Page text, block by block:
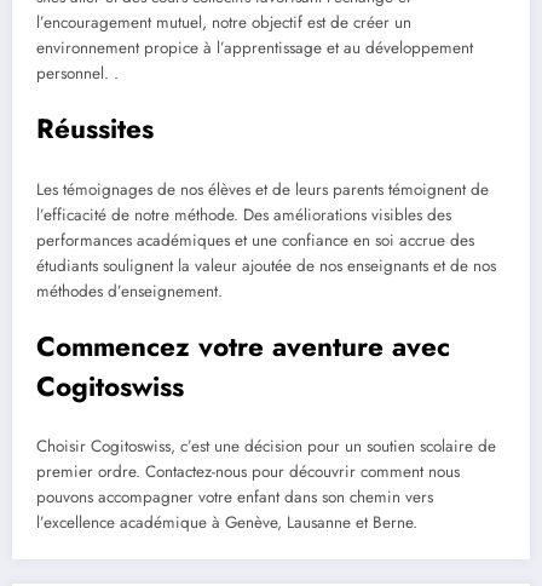
l’encouragement mutuel, notre objectif est de créer un
environnement propice à l’apprentissage et au développement
personnel. .
Réussites
Les témoignages de nos élèves et de leurs parents témoignent de
l’efficacité de notre méthode. Des améliorations visibles des
performances académiques et une confiance en soi accrue des
étudiants soulignent la valeur ajoutée de nos enseignants et de nos
méthodes d’enseignement.
Commencez votre aventure avec
Cogitoswiss
Choisir Cogitoswiss, c’est une décision pour un soutien scolaire de
premier ordre. Contactez-nous pour découvrir comment nous
pouvons accompagner votre enfant dans son chemin vers
l’excellence académique à Genève, Lausanne et Berne.